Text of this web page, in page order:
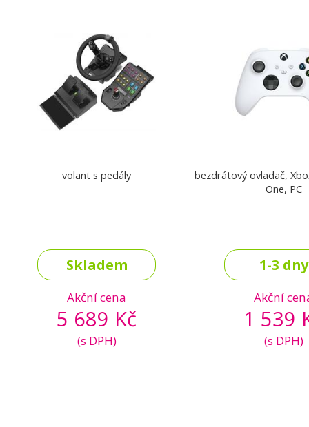
volant s pedály
Skladem
Akční cena
5 689 Kč
(s DPH)
bezdrátový ovladač,
One, PC
1-3 dny
Akční
1 539
(s DPH)